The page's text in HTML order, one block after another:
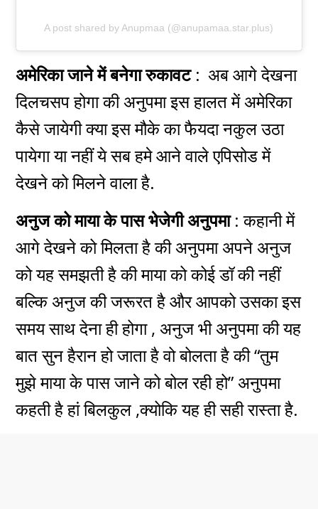
A post shared by Anupmaa (@anupamaa.star.plus)
अमेरिकाजाने में बनेगा रुकावट : अब आगे देखना
दिलचसप होगा की अनुपमा इस हालत में अमेरिका
कैसे जायेगी क्या इस मौके का फैयदा नकुल उठा
पायेगा या नहीं ये सब हमे आने वाले एपिसोड में
देखने को मिलने वाला है.
अनुज को माया के पास भेजेगी अनुपमा: कहानी में
आगे देखने को मिलता है की अनुपमा अपने अनुज
को यह समझती है की माया को कोई डॉ की नहीं
बल्कि अनुज की जरूरत है और आपको उसका इस
समय साथ देना ही होगा , अनुज भी अनुपमा की यह
बात सुन हैरान हो जाता है वो बोलता है की “तुम
मुझे माया के पास जाने को बोल रही हो” अनुपमा
कहती है हां बिलकुल ,क्योकि यह ही सही रास्ता है.